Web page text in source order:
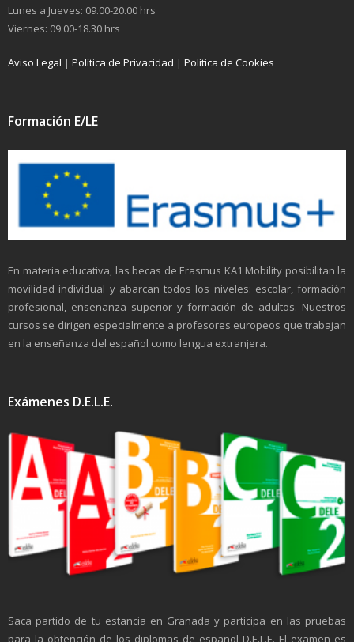
Lunes a Jueves: 09.00-20.00 hrs
Viernes: 09.00-18.30 hrs
Aviso Legal | Política de Privacidad | Política de Cookies
Formación E/LE
En materia educativa, las becas de Erasmus KA1 Mobility posibilitan la
movilidad individual y abarcan todos los niveles: escolar, formación
profesional, enseñanza superior y formación de adultos. Nuestros
cursos se dirigen especialmente a profesores europeos que trabajan
en la enseñanza del español como lengua extranjera.
Exámenes D.E.L.E.
Saca partido de tu estancia en Granada y participa en las pruebas
para la obtención de los diplomas de español D.E.L.E. El examen es